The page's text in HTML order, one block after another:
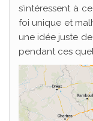
s’intéressent à
foi unique et
une idée juste
pendant ces